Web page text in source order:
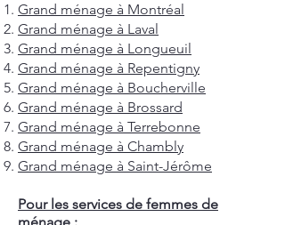
Grand ménage à Montréal
Grand ménage à Laval
Grand ménage à Longueuil
Grand ménage à Repentigny
Grand ménage à Boucherville
Grand ménage à Brossard
Grand ménage à Terrebonne
Grand ménage à Chambly
Grand ménage à Saint-Jérôme
Pour les services de femmes de